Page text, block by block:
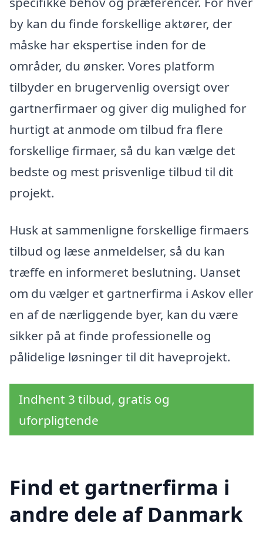
by kan du finde forskellige aktører, der
måske har ekspertise inden for de
områder, du ønsker. Vores platform
tilbyder en brugervenlig oversigt over
gartnerfirmaer og giver dig mulighed for
hurtigt at anmode om tilbud fra flere
forskellige firmaer, så du kan vælge det
bedste og mest prisvenlige tilbud til dit
projekt.
Husk at sammenligne forskellige firmaers
tilbud og læse anmeldelser, så du kan
træffe en informeret beslutning. Uanset
om du vælger et gartnerfirma i Askov eller
en af de nærliggende byer, kan du være
sikker på at finde professionelle og
pålidelige løsninger til dit haveprojekt.
Indhent 3 tilbud, gratis og
uforpligtende
Find et gartnerfirma i
andre dele af Danmark